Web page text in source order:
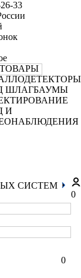
33
ШЛАГБАУМЫ
И
СИСТЕМ
0
0